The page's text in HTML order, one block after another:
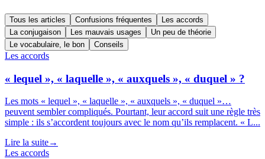
Tous les articles Confusions fréquentes
Les accords
La conjugaison
Les mauvais usages
Un peu de théorie
Le vocabulaire, le bon
Conseils
Les accords
« lequel », « laquelle », « auxquels », « duquel » ?
Les mots « lequel », « laquelle », « auxquels », « duquel »…
peuvent sembler compliqués. Pourtant, leur accord suit une règle très
simple : ils s’accordent toujours avec le nom qu’ils remplacent. « L...
Lire la suite→
Les accords